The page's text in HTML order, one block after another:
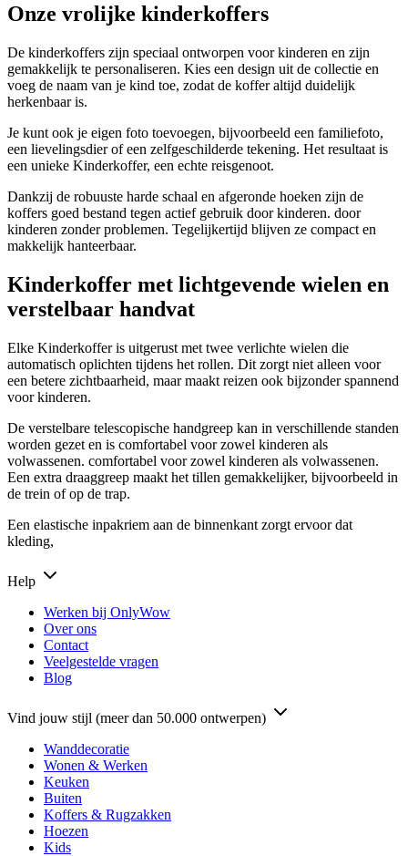
Onze vrolijke kinderkoffers
De kinderkoffers zijn speciaal ontworpen voor kinderen en zijn
gemakkelijk te personaliseren. Kies een design uit de collectie en
voeg de naam van je kind toe, zodat de koffer altijd duidelijk
herkenbaar is.
Je kunt ook je eigen foto toevoegen, bijvoorbeeld een familiefoto,
een lievelingsdier of een zelfgeschilderde tekening. Het resultaat is
een unieke Kinderkoffer, een echte reisgenoot.
Dankzij de robuuste harde schaal en afgeronde hoeken zijn de
koffers goed bestand tegen actief gebruik door kinderen. door
kinderen zonder problemen. Tegelijkertijd blijven ze compact en
makkelijk hanteerbaar.
Kinderkoffer met lichtgevende wielen en
verstelbaar handvat
Elke Kinderkoffer is uitgerust met twee verlichte wielen die
automatisch oplichten tijdens het rollen. Dit zorgt niet alleen voor
een betere zichtbaarheid, maar maakt reizen ook bijzonder spannend
voor kinderen.
De verstelbare telescopische handgreep kan in verschillende standen
worden gezet en is comfortabel voor zowel kinderen als
volwassenen. comfortabel voor zowel kinderen als volwassenen.
Een extra draaggreep maakt het tillen gemakkelijker, bijvoorbeeld in
de trein of op de trap.
Een elastische inpakriem aan de binnenkant zorgt ervoor dat
kleding,
Help
Werken bij OnlyWow
Over ons
Contact
Veelgestelde vragen
Blog
Vind jouw stijl (meer dan 50.000 ontwerpen)
Wanddecoratie
Wonen & Werken
Keuken
Buiten
Koffers & Rugzakken
Hoezen
Kids